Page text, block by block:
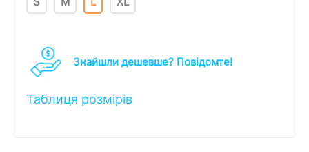
Знайшли дешевше? Повідомте!
Таблиця розмірів